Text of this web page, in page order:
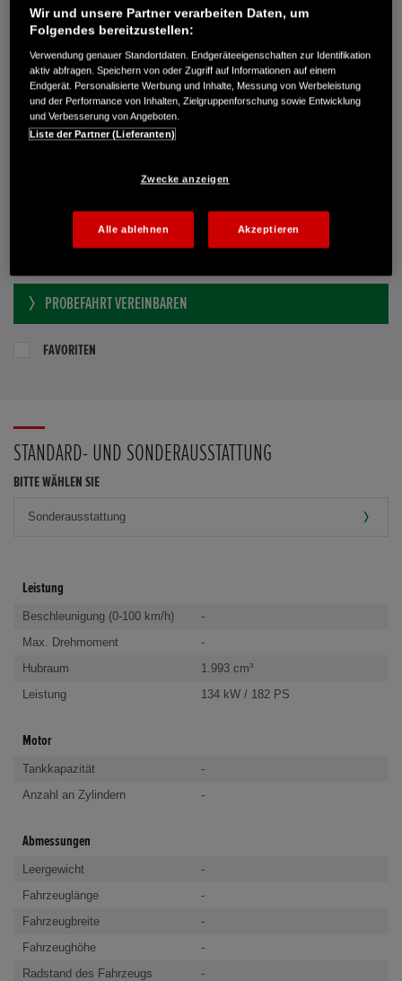
HONDA CENTER GMBH
Richard Lehmann Str. 119
RUFEN SIE UNS AN:
0341 - 600 77 0
Händler kontaktieren
E-MAIL-ANFRAGE
PROBEFAHRT VEREINBAREN
FAVORITEN
STANDARD- UND SONDERAUSSTATTUNG
BITTE WÄHLEN SIE
Leistung
Beschleunigung (0-100 km/h)
-
Max. Drehmoment
-
Hubraum
1.993 cm³
Leistung
134 kW / 182 PS
Motor
Tankkapazität
-
Anzahl an Zylindern
-
Abmessungen
Leergewicht
-
Fahrzeuglänge
-
Fahrzeugbreite
-
Fahrzeughöhe
-
Radstand des Fahrzeugs
-
Wir und unsere Partner verarbeiten Daten, um
Folgendes bereitzustellen:
Verwendung genauer Standortdaten. Endgeräteeigenschaften zur Identifikation
aktiv abfragen. Speichern von oder Zugriff auf Informationen auf einem
Endgerät. Personalisierte Werbung und Inhalte, Messung von Werbeleistung
und der Performance von Inhalten, Zielgruppenforschung sowie Entwicklung
und Verbesserung von Angeboten.
Liste der Partner (Lieferanten)
Zwecke anzeigen
Alle ablehnen Akzeptieren